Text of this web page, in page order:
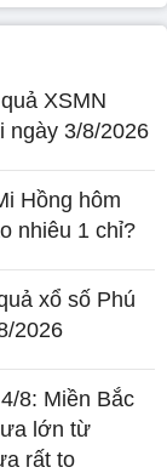
XSMN
ngày 3/8/2026
Hồng hôm
nhiêu 1 chỉ?
xổ số Phú
2026
8: Miền Bắc
lớn từ
rất to